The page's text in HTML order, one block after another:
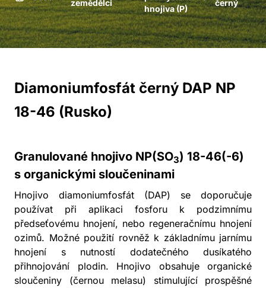
zemědělci
hnojiva (P)
černý
Diamoniumfosfát černý DAP NP
18-46 (Rusko)
Granulované hnojivo NP(SO3) 18-46(-6)
s organickými sloučeninami
Hnojivo diamoniumfosfát (DAP) se doporučuje
používat při aplikaci fosforu k podzimnímu
předseťovému hnojení, nebo regeneračnímu hnojení
ozimů. Možné použití rovněž k základnímu jarnímu
hnojení s nutností dodatečného dusíkatého
přihnojování plodin. Hnojivo obsahuje organické
sloučeniny (černou melasu) stimulující prospěšné